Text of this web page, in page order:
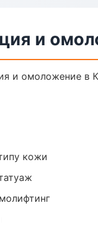
и
и омоложение
кожи